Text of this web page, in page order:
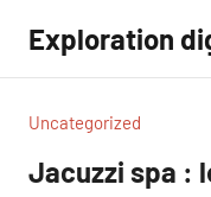
contenu
Exploration
Uncategorized
Jacuzzi spa :